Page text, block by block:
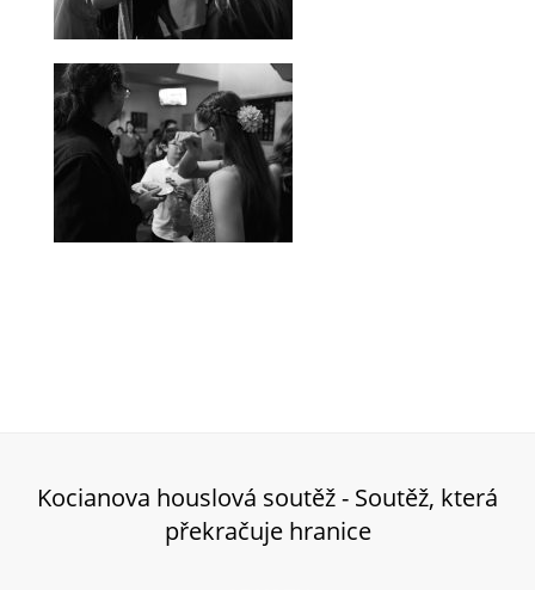
Kocianova houslová soutěž - Soutěž, která
překračuje hranice